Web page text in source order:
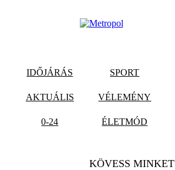
IDŐJÁRÁS SPORT
AKTUÁLIS VÉLEMÉNY
0-24 ÉLETMÓD
KÖVESS MINKET